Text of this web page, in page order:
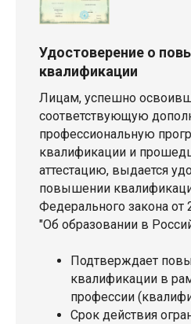
Удостоверение о
квалификации
Лицам, успешно
соответствующую
профессиональную
квалификации и
аттестацию, выдается
повышении
Федерального закона от
"Об образовании в
Подтверждает
квалификации в
профессии
Срок действия